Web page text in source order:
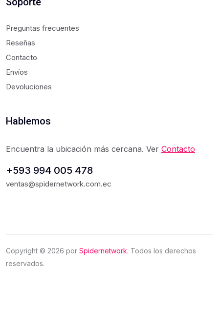
Preguntas frecuentes
Reseñas
Contacto
Envíos
Devoluciones
Hablemos
Encuentra la ubicación más cercana. Ver Contacto
+593 994 005 478
ventas@spidernetwork.com.ec
Copyright © 2026 por Spidernetwork. Todos los derechos
reservados.